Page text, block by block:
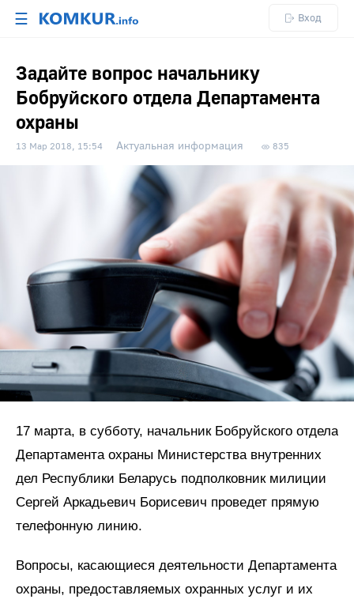
☰ Вход
Задайте вопрос начальнику
Бобруйского отдела Департамента
охраны
13 Мар 2018, 15:54 Актуальная информация 835
17 марта, в субботу, начальник Бобруйского отдела
Департамента охраны Министерства внутренних
дел Республики Беларусь подполковник милиции
Сергей Аркадьевич Борисевич проведет прямую
телефонную линию.
Вопросы, касающиеся деятельности Департамента
охраны, предоставляемых охранных услуг и их